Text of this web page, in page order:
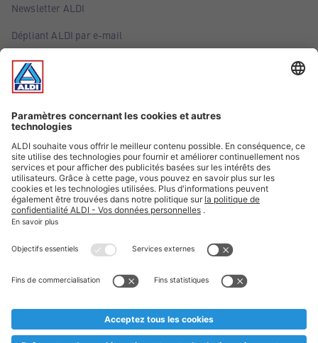
Newsletter ALDI
Dépliant ALDI par e-mail
Offres
Infos essentielles
Suivez ALDI Belgique
Textes marqués d'un astérisque et mentions légales
* Nous vendons ces articles temporairement et jusqu'à
au cas où, malgré le planning bien étudié, nous serions
prématurément en rupture de stock. Prix Recupel et TVA incl.
** Sur ce site, l’utilisation de la forme masculine a été adoptée